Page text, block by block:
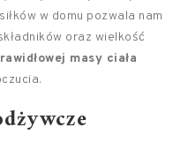
w domu pozwala nam
oraz wielkość
masy ciała